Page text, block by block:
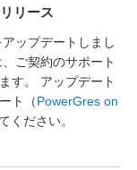
リース
ップデートしまし
ご契約のサポート
す。 アップデート
ト（PowerGres on
ください。